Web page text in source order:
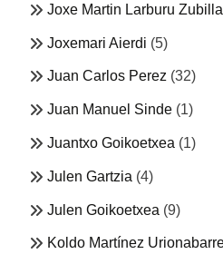
Joxe Martin Larburu
Joxemari Aierdi (5)
Juan Carlos Perez (32)
Juan Manuel Sinde (1)
Juantxo Goikoetxea (1)
Julen Gartzia (4)
Julen Goikoetxea (9)
Koldo Martínez